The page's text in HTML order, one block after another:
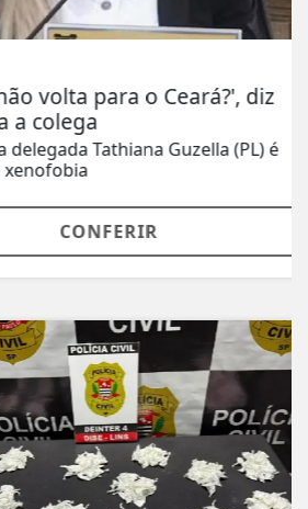
para o Ceará?', diz
Tathiana Guzella (PL) é
CONFERIR